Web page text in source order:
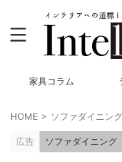
家具コラム
HOME > ソファダイニング
広告 ソファダイニング